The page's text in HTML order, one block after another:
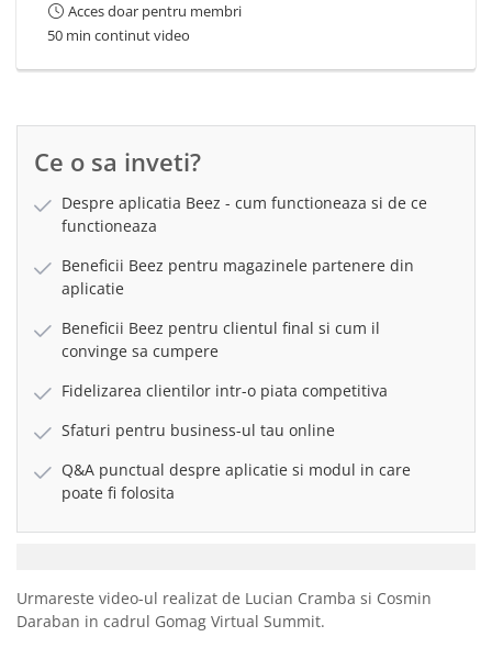
Acces doar pentru membri
50 min continut video
Ce o sa inveti?
Despre aplicatia Beez - cum functioneaza si de ce
functioneaza
Beneficii Beez pentru magazinele partenere din
aplicatie
Beneficii Beez pentru clientul final si cum il
convinge sa cumpere
Fidelizarea clientilor intr-o piata competitiva
Sfaturi pentru business-ul tau online
Q&A punctual despre aplicatie si modul in care
poate fi folosita
Urmareste video-ul realizat de Lucian Cramba si Cosmin
Daraban in cadrul Gomag Virtual Summit.